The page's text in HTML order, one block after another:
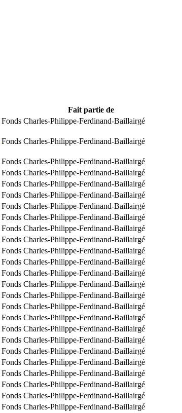
Fait partie de
Fonds Charles-Philippe-Ferdinand-Baillairgé
Fonds Charles-Philippe-Ferdinand-Baillairgé
Fonds Charles-Philippe-Ferdinand-Baillairgé
Fonds Charles-Philippe-Ferdinand-Baillairgé
Fonds Charles-Philippe-Ferdinand-Baillairgé
Fonds Charles-Philippe-Ferdinand-Baillairgé
Fonds Charles-Philippe-Ferdinand-Baillairgé
Fonds Charles-Philippe-Ferdinand-Baillairgé
Fonds Charles-Philippe-Ferdinand-Baillairgé
Fonds Charles-Philippe-Ferdinand-Baillairgé
Fonds Charles-Philippe-Ferdinand-Baillairgé
Fonds Charles-Philippe-Ferdinand-Baillairgé
Fonds Charles-Philippe-Ferdinand-Baillairgé
Fonds Charles-Philippe-Ferdinand-Baillairgé
Fonds Charles-Philippe-Ferdinand-Baillairgé
Fonds Charles-Philippe-Ferdinand-Baillairgé
Fonds Charles-Philippe-Ferdinand-Baillairgé
Fonds Charles-Philippe-Ferdinand-Baillairgé
Fonds Charles-Philippe-Ferdinand-Baillairgé
Fonds Charles-Philippe-Ferdinand-Baillairgé
Fonds Charles-Philippe-Ferdinand-Baillairgé
Fonds Charles-Philippe-Ferdinand-Baillairgé
Fonds Charles-Philippe-Ferdinand-Baillairgé
Fonds Charles-Philippe-Ferdinand-Baillairgé
Fonds Charles-Philippe-Ferdinand-Baillairgé